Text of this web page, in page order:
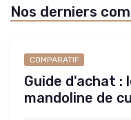
Nos derniers
COMPARATIF
Guide d'achat :
mandoline de